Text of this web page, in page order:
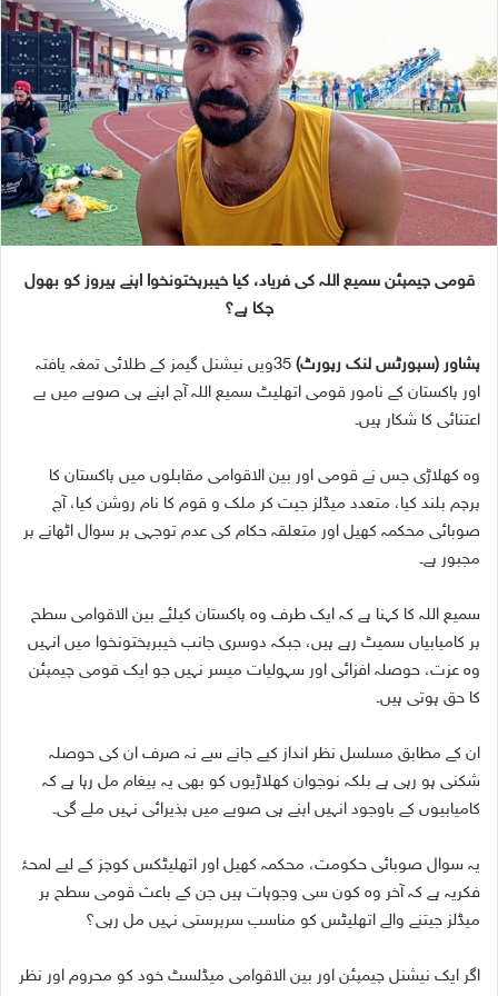
e
m
a
قومی چیمپئن سمیع اللہ کی فریاد، کیا خیبرپختونخوا اپنے ہیروز کو بھول
چکا ہے؟
پشاور (سپورٹس لنک رپورٹ)
35ویں نیشنل گیمز کے طلائی تمغہ یافتہ
اور پاکستان کے نامور قومی اتھلیٹ سمیع اللہ آج اپنے ہی صوبے میں بے
اعتنائی کا شکار ہیں۔
وہ کھلاڑی جس نے قومی اور بین الاقوامی مقابلوں میں پاکستان کا
پرچم بلند کیا، متعدد میڈلز جیت کر ملک و قوم کا نام روشن کیا، آج
صوبائی محکمہ کھیل اور متعلقہ حکام کی عدم توجہی پر سوال اٹھانے پر
مجبور ہے۔
سمیع اللہ کا کہنا ہے کہ ایک طرف وہ پاکستان کیلئے بین الاقوامی سطح
پر کامیابیاں سمیٹ رہے ہیں، جبکہ دوسری جانب خیبرپختونخوا میں انہیں
وہ عزت، حوصلہ افزائی اور سہولیات میسر نہیں جو ایک قومی چیمپئن
کا حق ہوتی ہیں۔
ان کے مطابق مسلسل نظر انداز کیے جانے سے نہ صرف ان کی حوصلہ
شکنی ہو رہی ہے بلکہ نوجوان کھلاڑیوں کو بھی یہ پیغام مل رہا ہے کہ
کامیابیوں کے باوجود انہیں اپنے ہی صوبے میں پذیرائی نہیں ملے گی۔
یہ سوال صوبائی حکومت، محکمہ کھیل اور اتھلیٹکس کوچز کے لیے لمحۂ
فکریہ ہے کہ آخر وہ کون سی وجوہات ہیں جن کے باعث قومی سطح پر
میڈلز جیتنے والے اتھلیٹس کو مناسب سرپرستی نہیں مل رہی؟
اگر ایک نیشنل چیمپئن اور بین الاقوامی میڈلسٹ خود کو محروم اور نظر